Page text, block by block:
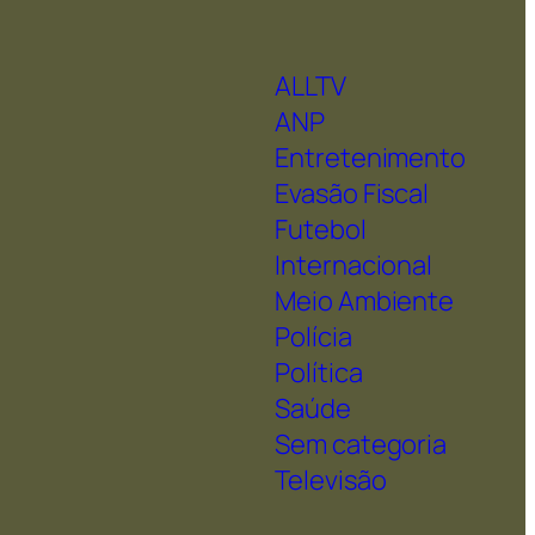
ALLTV
ANP
Entretenimento
Evasão Fiscal
Futebol
Internacional
Meio Ambiente
Polícia
Política
Saúde
Sem categoria
Televisão